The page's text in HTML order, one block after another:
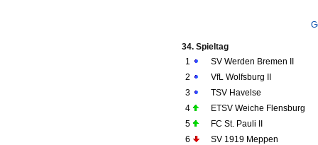
34. Spieltag
1
SV Werden Bremen II
2
VfL Wolfsburg II
3
TSV Havelse
4
ETSV Weiche Flensburg
5
FC St. Pauli II
6
SV 1919 Meppen